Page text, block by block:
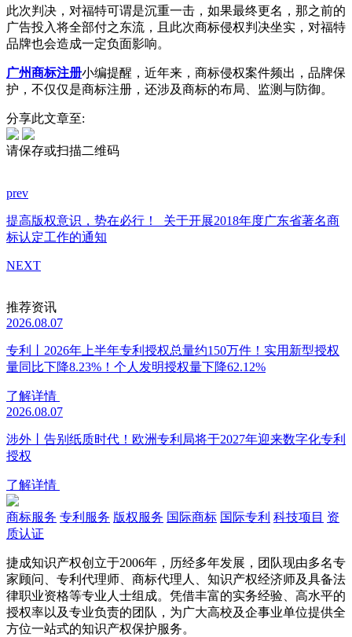
此次判决，对福特可谓是沉重一击，如果最终更名，那之前的
广告投入将全部付之东流，且此次商标侵权判决坐实，对福特
品牌也会造成一定负面影响。
广州商标注册小编提醒，近年来，商标侵权案件频出，品牌保
护，不仅仅是商标注册，还涉及商标的布局、监测与防御。
分享此文章至:
请保存或扫描二维码
prev
提高版权意识，势在必行！
关于开展2018年度广东省著名商
标认定工作的通知
NEXT
推荐资讯
2026.08.07
专利丨2026年上半年专利授权总量约150万件！实用新型授权
量同比下降8.23%！个人发明授权量下降62.12%
了解详情
2026.08.07
涉外丨告别纸质时代！欧洲专利局将于2027年迎来数字化专利
授权
了解详情
商标服务 专利服务 版权服务 国际商标 国际专利 科技项目 资
质认证
捷成知识产权创立于2006年，历经多年发展，团队现由多名专
家顾问、专利代理师、商标代理人、知识产权经济师及具备法
律职业资格等专业人士组成。凭借丰富的实务经验、高水平的
授权率以及专业负责的团队，为广大高校及企事业单位提供全
方位一站式的知识产权保护服务。